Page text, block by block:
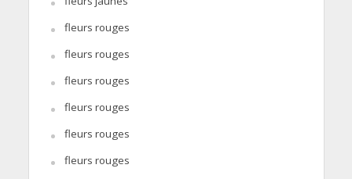
fleurs rouges
fleurs rouges
fleurs rouges
fleurs rouges
fleurs rouges
fleurs rouges